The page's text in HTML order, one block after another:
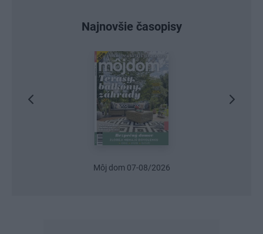
Najnovšie časopisy
Môj dom 07-08/2026